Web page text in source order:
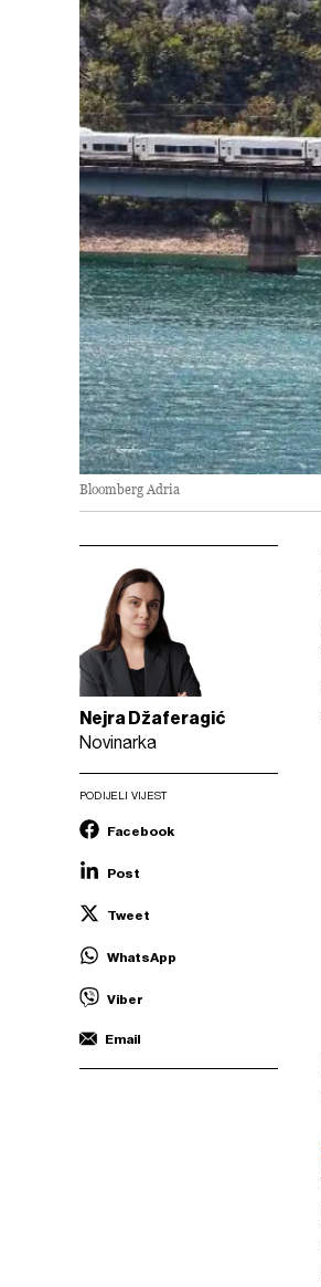
Bloomberg Adria
Nejra Džaferagić
Novinarka
PODIJELI VIJEST
Facebook
Post
Tweet
WhatsApp
Viber
Email